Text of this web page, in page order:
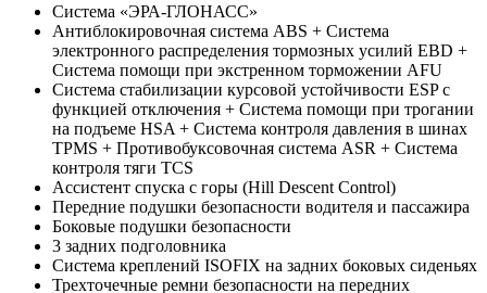
Система «ЭРА-ГЛОНАСС»
Антиблокировочная система ABS + Система
электронного распределения тормозных усилий EBD +
Система помощи при экстренном торможении AFU
Система стабилизации курсовой устойчивости ESP с
функцией отключения + Система помощи при трогании
на подъеме HSA + Система контроля давления в шинах
TPMS + Противобуксовочная система ASR + Система
контроля тяги TCS
Ассистент спуска с горы (Hill Descent Control)
Передние подушки безопасности водителя и пассажира
Боковые подушки безопасности
3 задних подголовника
Система креплений ISOFIX на задних боковых сиденьях
Трехточечные ремни безопасности на передних